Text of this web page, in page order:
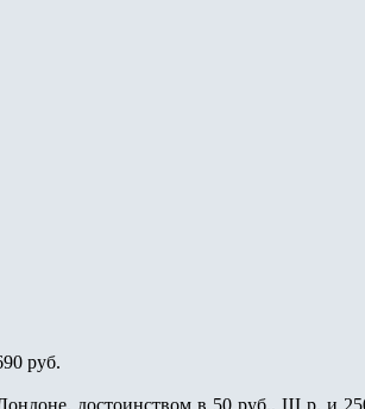
руб.
достоинством в 50 руб., Ш р. и